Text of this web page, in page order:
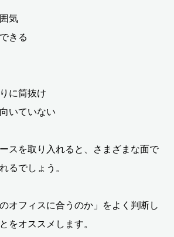
気
きる
に筒抜け
いていない
スを取り入れると、さまざまな面で
るでしょう。
オフィスに合うのか」をよく判断し
をオススメします。